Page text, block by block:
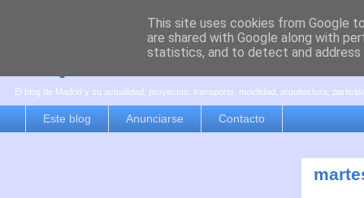
es por madrid
El blog de Madrid y su actualidad, proyectos, transporte, movilidad, arquitectura,
Este blog Anunciarse Contacto
This site uses cookies from Google
are shared with Google along with
statistics, and to detect and address